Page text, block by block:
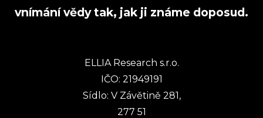
vnímání vědy tak, jak ji známe doposud.
ELLIA Research s.r.o.
IČO: 21949191
Sídlo: V Závětině 281,
277 51